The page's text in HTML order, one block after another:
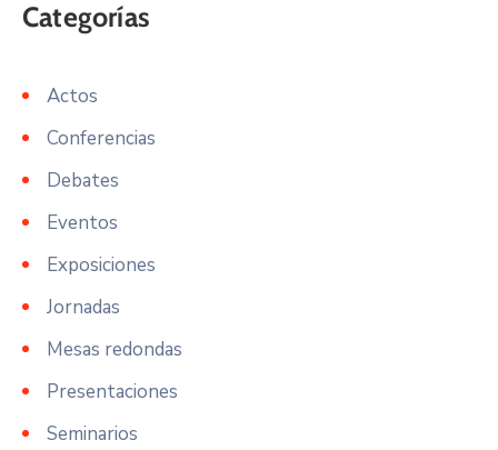
Actos
Conferencias
Debates
Eventos
Exposiciones
Jornadas
Mesas redondas
Presentaciones
Seminarios